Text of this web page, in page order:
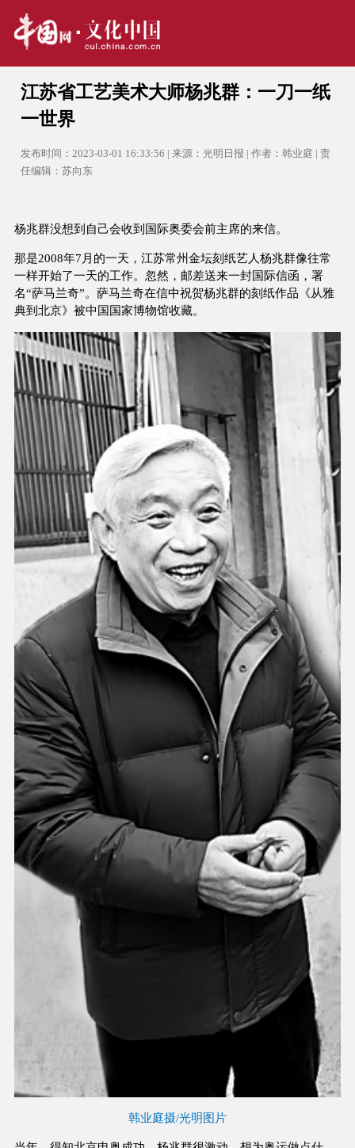
江苏省工艺美术大师杨兆群：一刀一纸
一世界
发布时间：2023-03-01 16:33:56 | 来源：光明日报 | 作者：韩业庭 | 责
任编辑：苏向东
杨兆群没想到自己会收到国际奥委会前主席的来信。
那是2008年7月的一天，江苏常州金坛刻纸艺人杨兆群像往常
一样开始了一天的工作。忽然，邮差送来一封国际信函，署
名“萨马兰奇”。萨马兰奇在信中祝贺杨兆群的刻纸作品《从雅
典到北京》被中国国家博物馆收藏。
韩业庭摄/光明图片